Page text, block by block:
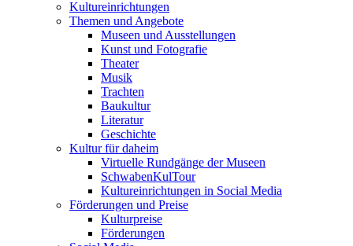
Kultureinrichtungen
Themen und Angebote
Museen und Ausstellungen
Kunst und Fotografie
Theater
Musik
Trachten
Baukultur
Literatur
Geschichte
Kultur für daheim
Virtuelle Rundgänge der Museen
SchwabenKulTour
Kultureinrichtungen in Social Media
Förderungen und Preise
Kulturpreise
Förderungen